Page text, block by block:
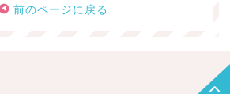
改善のための分析
前のページに戻る